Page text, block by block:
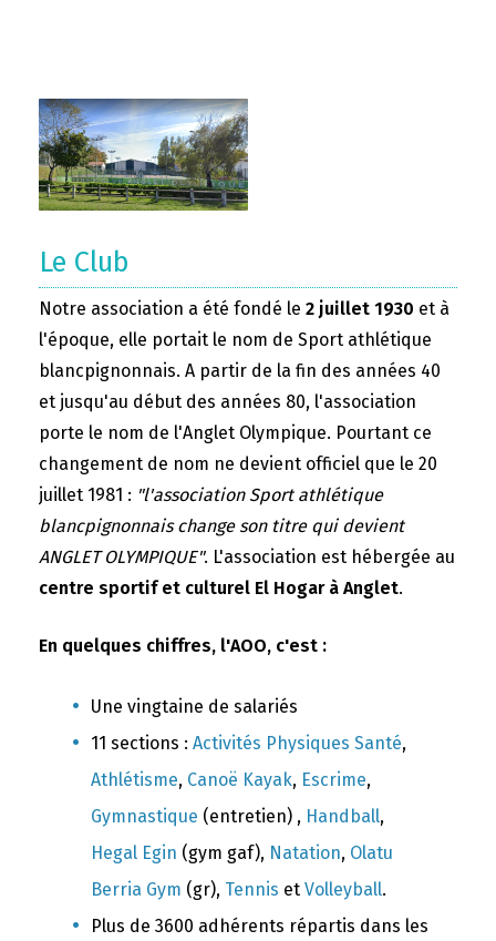
Le Club
Notre association a été fondé le 2 juillet 1930 et à
l'époque, elle portait le nom de Sport athlétique
blancpignonnais. A partir de la fin des années 40
et jusqu'au début des années 80, l'association
porte le nom de l'Anglet Olympique. Pourtant ce
changement de nom ne devient officiel que le 20
juillet 1981 : "l'association Sport athlétique
blancpignonnais change son titre qui devient
ANGLET OLYMPIQUE". L'association est hébergée au
centre sportif et culturel El Hogar à Anglet.
En quelques chiffres, l'AOO, c'est :
Une vingtaine de salariés
11 sections : Activités Physiques Santé,
Athlétisme, Canoë Kayak, Escrime,
Gymnastique (entretien) , Handball,
Hegal Egin (gym gaf), Natation, Olatu
Berria Gym (gr), Tennis et Volleyball.
Plus de 3600 adhérents répartis dans les